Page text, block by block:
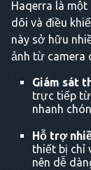
Haqerra là
dõi và điều
này sở hữu
ảnh từ camera
Giám sát
trực tiếp từ
nhanh
Hỗ trợ
thiết bị chỉ
nên dễ